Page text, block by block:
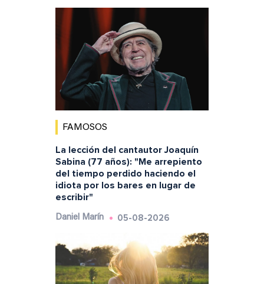
FAMOSOS
La lección del cantautor Joaquín
Sabina (77 años): "Me arrepiento
del tiempo perdido haciendo el
idiota por los bares en lugar de
escribir"
Daniel Marín 05-08-2026